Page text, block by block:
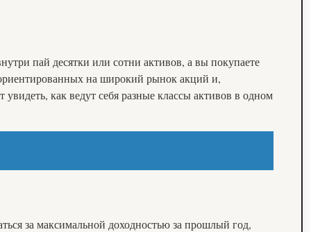
пай десятки или сотни активов, а вы покупаете
на широкий рынок акций и,
как ведут себя разные классы активов в одном
за максимальной доходностью за прошлый год,